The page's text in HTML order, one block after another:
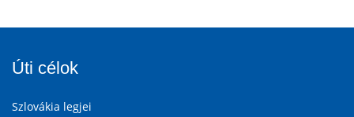
Úti célok
Szlovákia legjei